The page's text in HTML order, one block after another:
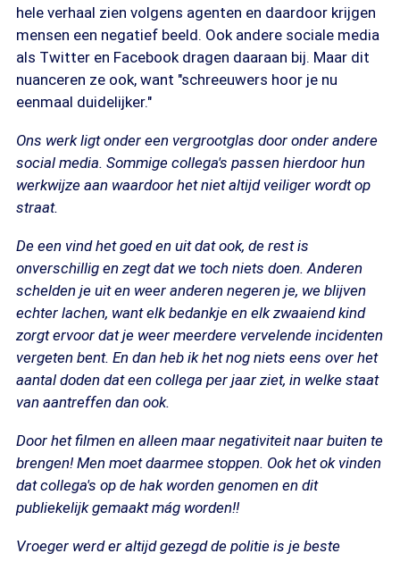
hele verhaal zien volgens agenten en daardoor krijgen
mensen een negatief beeld. Ook andere sociale media
als Twitter en Facebook dragen daaraan bij. Maar dit
nuanceren ze ook, want "schreeuwers hoor je nu
eenmaal duidelijker."
Ons werk ligt onder een vergrootglas door onder andere
social media. Sommige collega's passen hierdoor hun
werkwijze aan waardoor het niet altijd veiliger wordt op
straat.
De een vind het goed en uit dat ook, de rest is
onverschillig en zegt dat we toch niets doen. Anderen
schelden je uit en weer anderen negeren je, we blijven
echter lachen, want elk bedankje en elk zwaaiend kind
zorgt ervoor dat je weer meerdere vervelende incidenten
vergeten bent. En dan heb ik het nog niets eens over het
aantal doden dat een collega per jaar ziet, in welke staat
van aantreffen dan ook.
Door het filmen en alleen maar negativiteit naar buiten te
brengen! Men moet daarmee stoppen. Ook het ok vinden
dat collega's op de hak worden genomen en dit
publiekelijk gemaakt mág worden!!
Vroeger werd er altijd gezegd de politie is je beste